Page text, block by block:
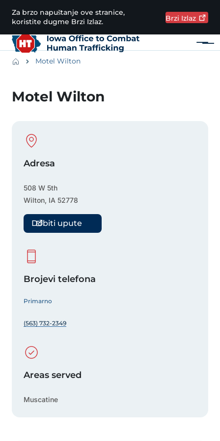
Preskoči na glavni sadržaj
Za brzo napuštanje ove stranice,
koristite dugme Brzi Izlaz.
Brzi Izlaz
Meni
BreadcrumbsMotel Wilton
Motel Wilton
Physical Location
Adresa
508 W 5th
Wilton, IA 52778
Dobiti upute
Brojevi telefona
Primarno
(563) 732-2349
Areas served
Muscatine